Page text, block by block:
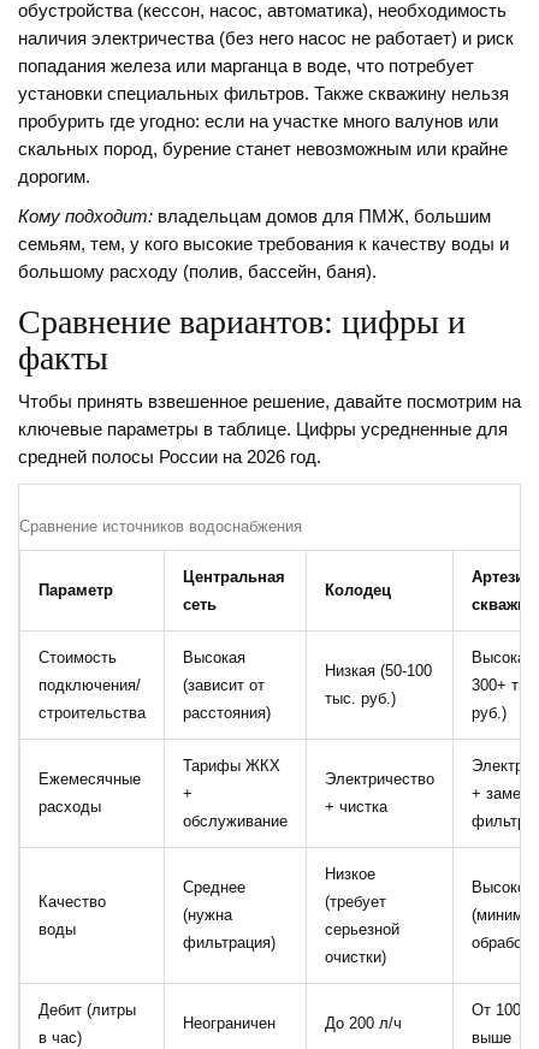
обустройства (кессон, насос, автоматика), необходимость
наличия электричества (без него насос не работает) и риск
попадания железа или марганца в воде, что потребует
установки специальных фильтров. Также скважину нельзя
пробурить где угодно: если на участке много валунов или
скальных пород, бурение станет невозможным или крайне
дорогим.
Кому подходит: владельцам домов для ПМЖ, большим
семьям, тем, у кого высокие требования к качеству воды и
большому расходу (полив, бассейн, баня).
Сравнение вариантов: цифры и
факты
Чтобы принять взвешенное решение, давайте посмотрим на
ключевые параметры в таблице. Цифры усредненные для
средней полосы России на 2026 год.
Сравнение источников водоснабжения
Параметр
Центральная
сеть
Колодец
Стоимость
подключения/
строительства
Высокая
(зависит от
расстояния)
Низкая (50-100
тыс. руб.)
Высокая
300+
руб.)
Ежемесячные
расходы
Тарифы ЖКХ
+
обслуживание
Электричество
+ чистка
+ замена
Качество
воды
Среднее
(нужна
фильтрация)
Низкое
(требует
серьезной
очистки)
Высокое
Дебит (литры
в час)
Неограничен До 200 л/ч
От 1000
выше